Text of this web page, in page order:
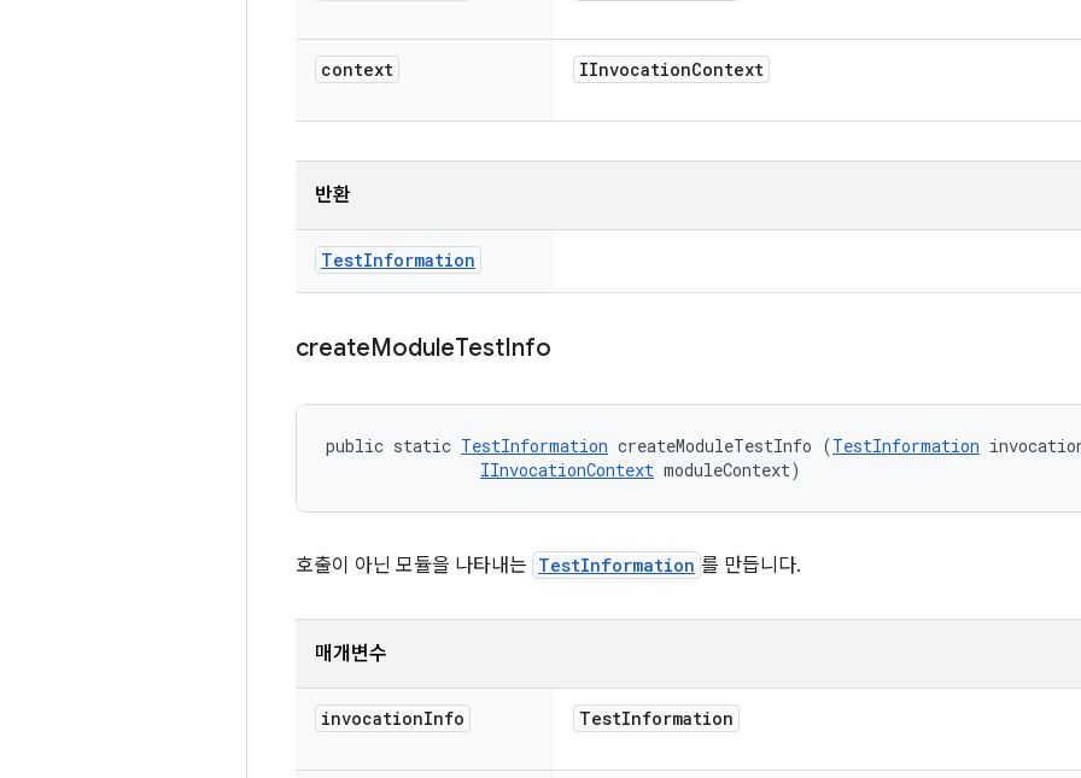
context IInvocationContext
반환
TestInformation
createModuleTestInfo
public static TestInformation createModuleTestInfo (TestInformation
IInvocationContext moduleContext)
호출이 아닌 모듈을 나타내는 TestInformation 를 만듭니다.
매개변수
invocationInfo TestInformation